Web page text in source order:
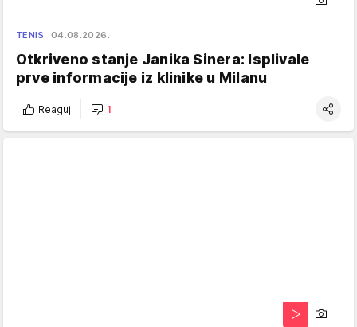
TENIS 04.08.2026.
Otkriveno stanje Janika Sinera: Isplivale
prve informacije iz klinike u Milanu
Reaguj 1